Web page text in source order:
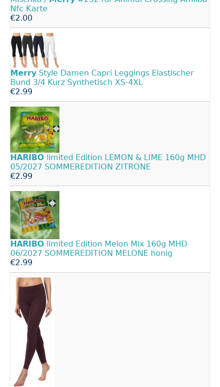
Nfc Karte
€2.00
Merry Style Damen Capri Leggings Elastischer
Bund 3/4 Kurz Synthetisch XS-4XL
€2.99
HARIBO limited Edition LEMON & LIME 160g MHD
05/2027 SOMMEREDITION ZITRONE
€2.99
HARIBO limited Edition Melon Mix 160g MHD
06/2027 SOMMEREDITION MELONE honig
€2.99